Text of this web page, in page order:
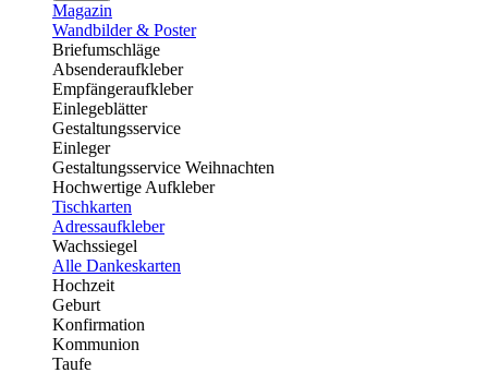
Magazin
Wandbilder & Poster
Briefumschläge
Absenderaufkleber
Empfängeraufkleber
Einlegeblätter
Gestaltungsservice
Einleger
Gestaltungsservice Weihnachten
Hochwertige Aufkleber
Tischkarten
Adressaufkleber
Wachssiegel
Alle Dankeskarten
Hochzeit
Geburt
Konfirmation
Kommunion
Taufe